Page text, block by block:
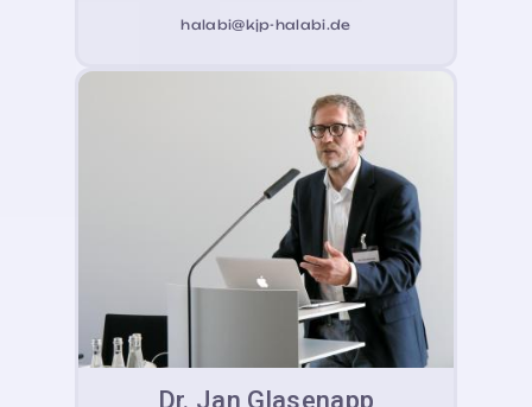
halabi@kjp-halabi.de
Dr. Jan Glasenapp